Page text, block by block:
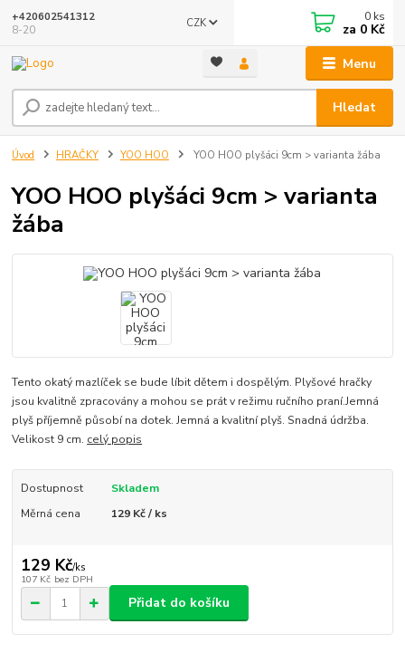
Menu
CZK
Hledat
+420602541312
8-20
0 ks
za 0 Kč
Úvod HRAČKY YOO HOO YOO HOO plyšáci 9cm > varianta žába
YOO HOO plyšáci 9cm > varianta
žába
Tento okatý mazlíček se bude líbit dětem i dospělým. Plyšové hračky
jsou kvalitně zpracovány a mohou se prát v režimu ručního praní.Jemná
plyš příjemně působí na dotek. Jemná a kvalitní plyš. Snadná údržba.
Velikost 9 cm. celý popis
Dostupnost
Skladem
Měrná cena
129 Kč / ks
129 Kč/ks
107 Kč bez DPH
Přidat do košíku